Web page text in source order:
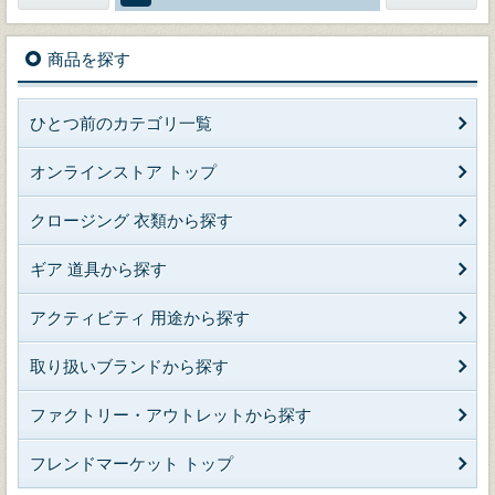
商品を探す
ひとつ前のカテゴリ一覧
オンラインストア トップ
クロージング 衣類から探す
ギア 道具から探す
アクティビティ 用途から探す
取り扱いブランドから探す
ファクトリー・アウトレットから探す
フレンドマーケット トップ